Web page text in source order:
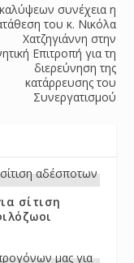
συνέχεια η
του κ. Νικόλα
Χατζηγιάννη στην
Επιτροπή για τη
διερεύνηση της
κατάρρευσης του
Συνεργατισμού
σίτιση